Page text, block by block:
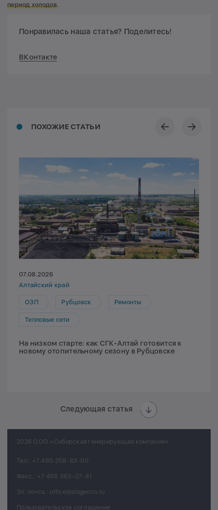
период холодов.
Понравилась наша статья? Поделитесь!
ВКонтакте
ПОХОЖИЕ СТАТЬИ
07.08.2026
Алтайский край
ОЗП Рубцовск Ремонты
Тепловые сети
На низком старте: как СГК-Алтай готовится к
новому отопительному сезону в Рубцовске
Следующая статья
2026 ООО «Сибирская генерирующая компания»
Тел.: +7 495 258-83-00
Факс.: +7 495 363-27-81
Эл. почта.: office@sibgenco.ru
Пользовательское соглашение